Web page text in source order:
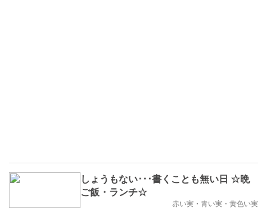
しょうもない･･･書くことも無い日 ☆晩
ご飯・ランチ☆
赤い実・青い実・黄色い実